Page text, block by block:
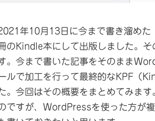
年10月13日に今まで書き溜め
のKindle本にして出版しました。
。今まで書いた記事をそのまま
ルで加工を行って最終的なKPF（
。今回はその概要をまとめてみま
ですが、WordPressを使った方が